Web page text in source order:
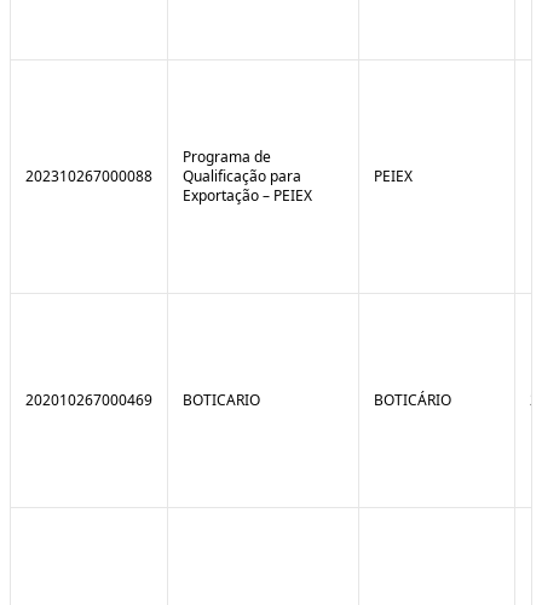
202310267000088
Programa de
Qualificação para
Exportação – PEIEX
PEIEX
202010267000469 BOTICARIO BOTICÁRIO